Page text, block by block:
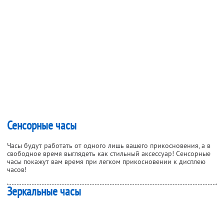
Сенсорные часы
Часы будут работать от одного лишь вашего прикосновения, а в
свободное время выглядеть как стильный аксессуар! Сенсорные
часы покажут вам время при легком прикосновении к дисплею
часов!
Зеркальные часы